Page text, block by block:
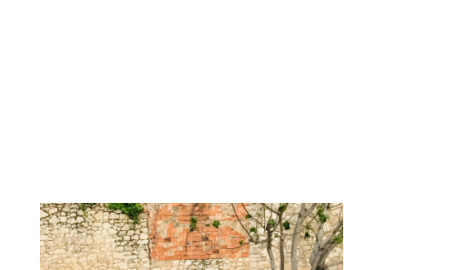
Intégration
d’un
Spa